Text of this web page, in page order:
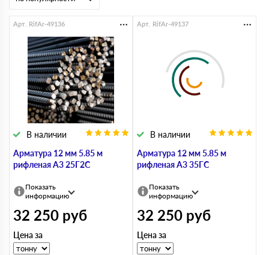
Арматура 12 мм 5.85 м
рифленая А3 25Г2С
В наличии
Арт. RifAr-49136
Показать
информацию
32 250 руб
Цена за
Арматура 12 мм 5.85 м
рифленая А3 35ГС
В наличии
Арт. RifAr-49137
Показать
информацию
32 250 руб
Цена за